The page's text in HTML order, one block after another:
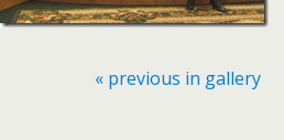
« previous in gallery